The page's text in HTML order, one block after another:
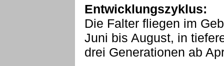
Entwicklungszyklus:
Die Falter fliegen im
Juni bis August, in
drei Generationen ab